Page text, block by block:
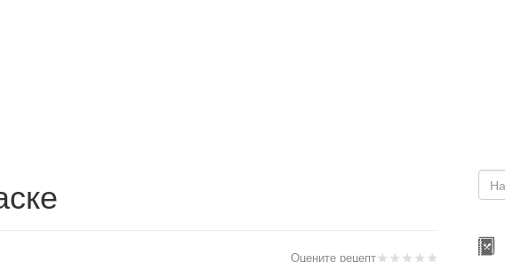
★★★★★
Оцените рецепт